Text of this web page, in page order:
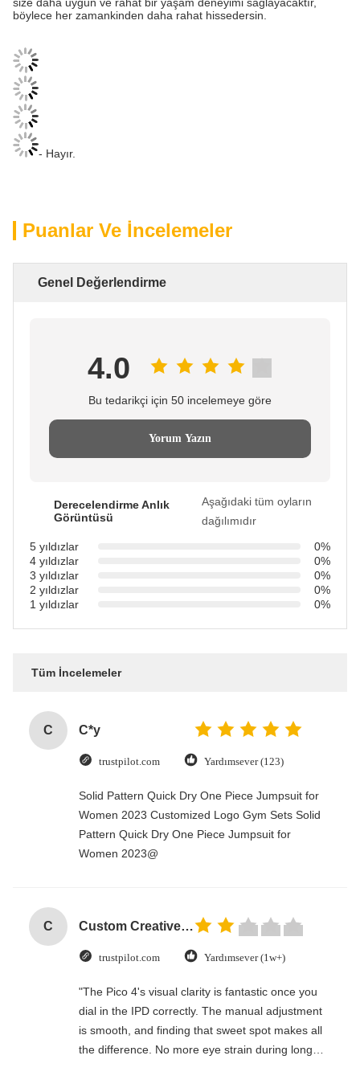
böylece her zamankinden daha rahat hissedersin.
- Hayır.
Puanlar Ve İncelemeler
Genel Değerlendirme
4.0
Bu tedarikçi için 50 incelemeye göre
Yorum Yazın
Derecelendirme Anlık
Görüntüsü
Aşağıdaki tüm oyların
dağılımıdır
5 yıldızlar
0%
4 yıldızlar
0%
3 yıldızlar
0%
2 yıldızlar
0%
1 yıldızlar
0%
Tüm İncelemeler
C C*y
trustpilot.com Yardımsever (123)
Solid Pattern Quick Dry One Piece Jumpsuit for
Women 2023 Customized Logo Gym Sets Solid
Pattern Quick Dry One Piece Jumpsuit for
Women 2023@
C Custom Creative Goodie Christmas Kraft Paper Gift Bag with Your Own Logo for Xmas Decorative Party
trustpilot.com Yardımsever (1w+)
"The Pico 4's visual clarity is fantastic once you
dial in the IPD correctly. The manual adjustment
is smooth, and finding that sweet spot makes all
the difference. No more eye strain during long